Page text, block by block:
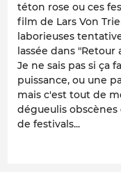
téton rose ou ces
film de Lars Von
laborieuses
lassée dans "Retour
Je ne sais pas si ça
puissance, ou une
mais c'est tout de
dégueulis
de festivals...